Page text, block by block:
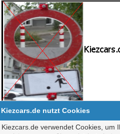
Kiezcars.de nutzt Cookies
Kiezcars.de verwendet Cookies, um